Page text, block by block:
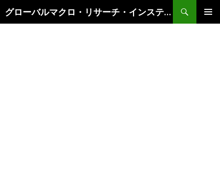
グローバルマクロ・リサーチ・インスティテュート
索